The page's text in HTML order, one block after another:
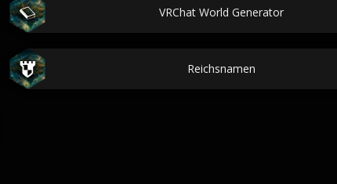
VRChat World Generator
Reichsnamen